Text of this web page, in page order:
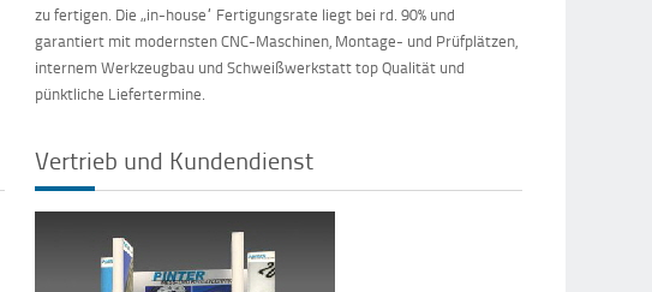
zu fertigen. Die „in-house“ Fertigungsrate liegt bei rd. 90% und
garantiert mit modernsten CNC-Maschinen, Montage- und Prüfplätzen,
internem Werkzeugbau und Schweißwerkstatt top Qualität und
pünktliche Liefertermine.
Vertrieb und Kundendienst